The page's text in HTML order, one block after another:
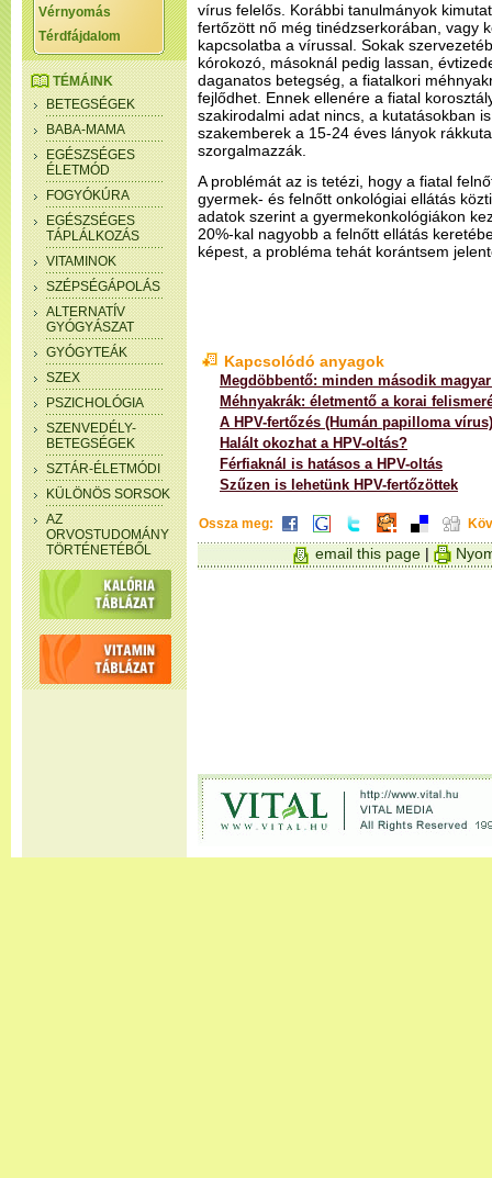
Vérnyomás
Térdfájdalom
TÉMÁINK
BETEGSÉGEK
BABA-MAMA
EGÉSZSÉGES
ÉLETMÓD
FOGYÓKÚRA
EGÉSZSÉGES
TÁPLÁLKOZÁS
VITAMINOK
SZÉPSÉGÁPOLÁS
ALTERNATÍV
GYÓGYÁSZAT
GYÓGYTEÁK
SZEX
PSZICHOLÓGIA
SZENVEDÉLY-
BETEGSÉGEK
SZTÁR-ÉLETMÓDI
KÜLÖNÖS SORSOK
AZ
ORVOSTUDOMÁNY
TÖRTÉNETÉBŐL
vírus felelős. Korábbi tanulmányok
fertőzött nő még tinédzserkorában, vagy
kapcsolatba a vírussal. Sokak
kórokozó, másoknál pedig lassan,
daganatos betegség, a fiatalkori
fejlődhet. Ennek ellenére a fiatal
szakirodalmi adat nincs, a kutatásokban
szakemberek a 15-24 éves lányok
szorgalmazzák.
A problémát az is tetézi, hogy a fiatal
gyermek- és felnőtt onkológiai ellátás
adatok szerint a gyermekonkológiákon
20%-kal nagyobb a felnőtt ellátás
képest, a probléma tehát korántsem
Kapcsolódó anyagok
Megdöbbentő: minden második
Méhnyakrák: életmentő a korai
A HPV-fertőzés (Humán papilloma vírus)
Halált okozhat a HPV-oltás?
Férfiaknál is hatásos a HPV-oltás
Szűzen is lehetünk HPV-fertőzöttek
Ossza meg:
email this page |